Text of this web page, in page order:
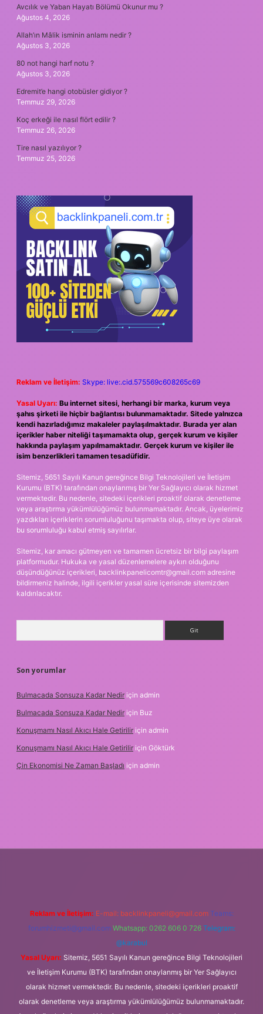
Avcılık ve Yaban Hayatı Bölümü Okunur mu ?
Ağustos 4, 2026
Allah’ın Mâlik isminin anlamı nedir ?
Ağustos 3, 2026
80 not hangi harf notu ?
Ağustos 3, 2026
Edremit’e hangi otobüsler gidiyor ?
Temmuz 29, 2026
Koç erkeği ile nasıl flört edilir ?
Temmuz 26, 2026
Tire nasıl yazılıyor ?
Temmuz 25, 2026
Reklam ve İletişim: Skype: live:.cid.575569c608265c69
Yasal Uyarı: Bu internet sitesi, herhangi bir marka, kurum veya
şahıs şirketi ile hiçbir bağlantısı bulunmamaktadır. Sitede yalnızca
kendi hazırladığımız makaleler paylaşılmaktadır. Burada yer alan
içerikler haber niteliği taşımamakta olup, gerçek kurum ve kişiler
hakkında paylaşım yapılmamaktadır. Gerçek kurum ve kişiler ile
isim benzerlikleri tamamen tesadüfidir.
Sitemiz, 5651 Sayılı Kanun gereğince Bilgi Teknolojileri ve İletişim
Kurumu (BTK) tarafından onaylanmış bir Yer Sağlayıcı olarak hizmet
vermektedir. Bu nedenle, sitedeki içerikleri proaktif olarak denetleme
veya araştırma yükümlülüğümüz bulunmamaktadır. Ancak, üyelerimiz
yazdıkları içeriklerin sorumluluğunu taşımakta olup, siteye üye olarak
bu sorumluluğu kabul etmiş sayılırlar.
Sitemiz, kar amacı gütmeyen ve tamamen ücretsiz bir bilgi paylaşım
platformudur. Hukuka ve yasal düzenlemelere aykırı olduğunu
düşündüğünüz içerikleri, backlinkpanelicomtr@gmail.com adresine
bildirmeniz halinde, ilgili içerikler yasal süre içerisinde sitemizden
kaldırılacaktır.
Son yorumlar
Bulmacada Sonsuza Kadar Nedir için admin
Bulmacada Sonsuza Kadar Nedir için Buz
Konuşmamı Nasıl Akıcı Hale Getirilir için admin
Konuşmamı Nasıl Akıcı Hale Getirilir için Göktürk
Çin Ekonomisi Ne Zaman Başladı için admin
Reklam ve İletişim: E-mail: backlinkpaneli@gmail.com Teams:
forumhizmeti@gmail.com Whatsapp: 0262 606 0 726 Telegram:
@karabul
Yasal Uyarı: Sitemiz, 5651 Sayılı Kanun gereğince Bilgi Teknolojileri
ve İletişim Kurumu (BTK) tarafından onaylanmış bir Yer Sağlayıcı
olarak hizmet vermektedir. Bu nedenle, sitedeki içerikleri proaktif
olarak denetleme veya araştırma yükümlülüğümüz bulunmamaktadır.